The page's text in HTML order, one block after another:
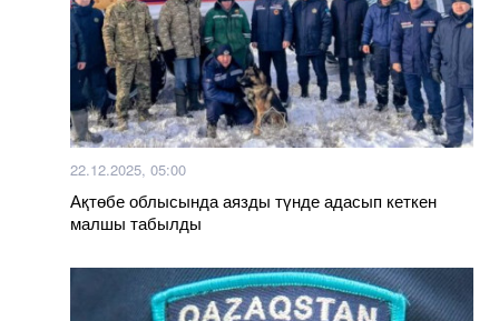
22.12.2025, 05:00
Ақтөбе облысында аязды түнде адасып кеткен
малшы табылды